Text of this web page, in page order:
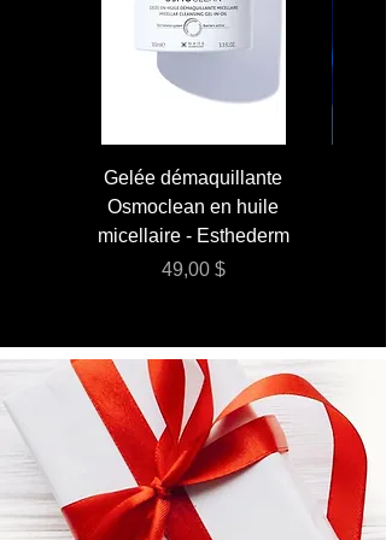
Gelée démaquillante
Osmoclean en huile
micellaire - Esthederm
Prix
49,00 $